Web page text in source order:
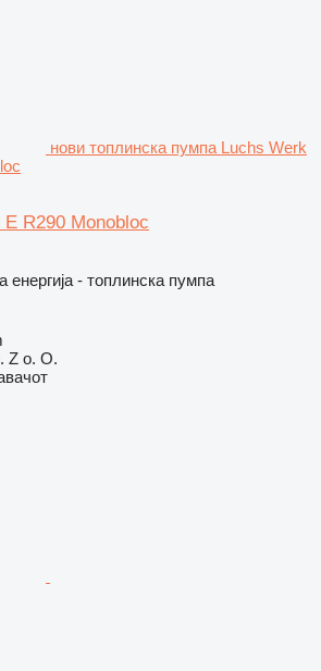
нови топлинска пумпа Luchs Werk
R290 Monobloc
енергија - топлинска пумпа
Z o. O.